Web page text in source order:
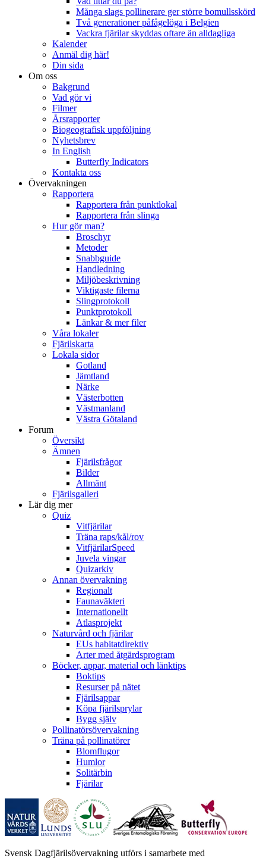
Många slags pollinerare ger större bomullsskörd
Två generationer påfågelöga i Belgien
Vackra fjärilar skyddas oftare än alldagliga
Kalender
Anmäl dig här!
Din sida
Om oss
Bakgrund
Vad gör vi
Filmer
Årsrapporter
Biogeografisk uppföljning
Nyhetsbrev
In English
Butterfly Indicators
Kontakta oss
Övervakningen
Rapportera
Rapportera från punktlokal
Rapportera från slinga
Hur gör man?
Broschyr
Metoder
Snabbguide
Handledning
Miljöbeskrivning
Viktigaste filerna
Slingprotokoll
Punktprotokoll
Länkar & mer filer
Våra lokaler
Fjärilskarta
Lokala sidor
Gotland
Jämtland
Närke
Västerbotten
Västmanland
Västra Götaland
Forum
Översikt
Ämnen
Fjärilsfrågor
Bilder
Allmänt
Fjärilsgalleri
Lär dig mer
Quiz
Vitfjärilar
Träna raps/kål/rov
VitfjärilarSpeed
Juvela vingar
Quizarkiv
Annan övervakning
Regionalt
Faunaväkteri
Internationellt
Atlasprojekt
Naturvård och fjärilar
EUs habitatdirektiv
Arter med åtgärdsprogram
Böcker, appar, material och länktips
Boktips
Resurser på nätet
Fjärilsappar
Köpa fjärilsprylar
Bygg själv
Pollinatörsövervakning
Träna på pollinatörer
Blomflugor
Humlor
Solitärbin
Fjärilar
Svensk Dagfjärilsövervakning utförs i samarbete med